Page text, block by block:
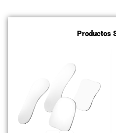
Productos